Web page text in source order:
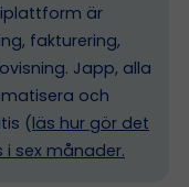
är
fakturering,
Japp, alla
och
(läs hur gör det
sex månader.